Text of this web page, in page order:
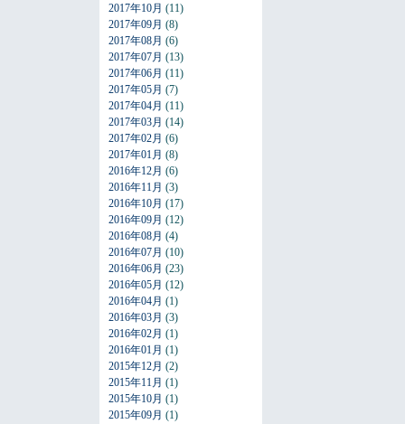
2017年10月 (11)
2017年09月 (8)
2017年08月 (6)
2017年07月 (13)
2017年06月 (11)
2017年05月 (7)
2017年04月 (11)
2017年03月 (14)
2017年02月 (6)
2017年01月 (8)
2016年12月 (6)
2016年11月 (3)
2016年10月 (17)
2016年09月 (12)
2016年08月 (4)
2016年07月 (10)
2016年06月 (23)
2016年05月 (12)
2016年04月 (1)
2016年03月 (3)
2016年02月 (1)
2016年01月 (1)
2015年12月 (2)
2015年11月 (1)
2015年10月 (1)
2015年09月 (1)